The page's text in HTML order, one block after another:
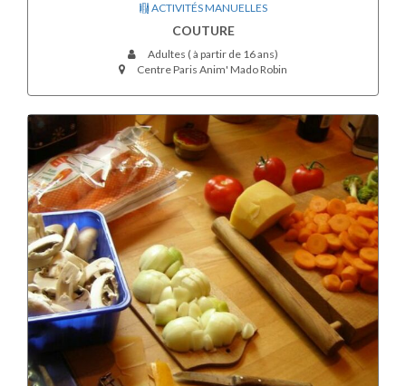
ACTIVITÉS MANUELLES
COUTURE
Adultes ( à partir de 16 ans)
Centre Paris Anim' Mado Robin